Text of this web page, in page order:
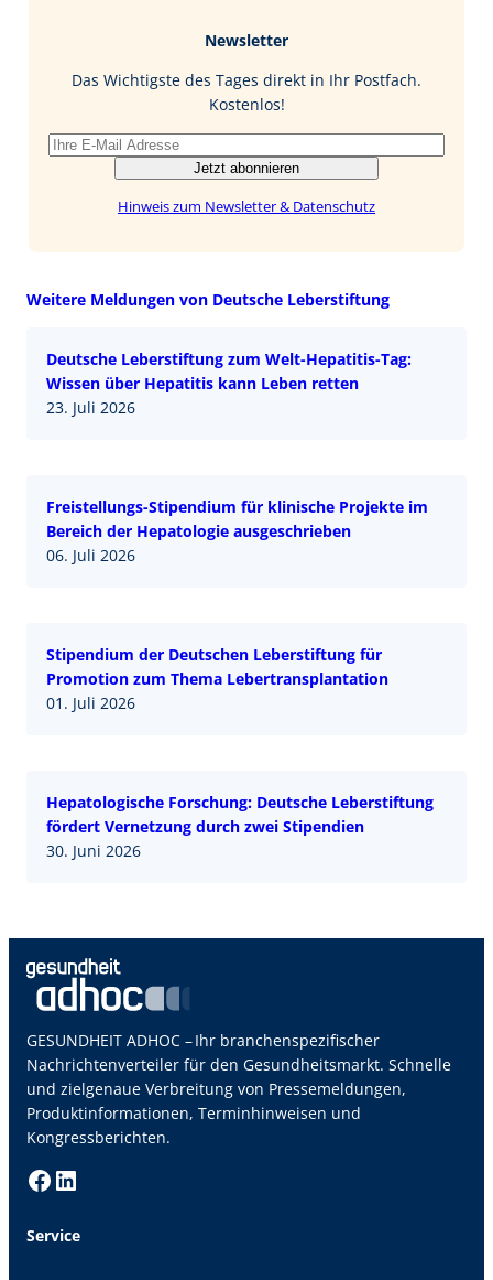
I
Newsletter
Das Wichtigste des Tages direkt in Ihr Postfach.
Kostenlos!
Jetzt abonnieren
Hinweis zum Newsletter & Datenschutz
Weitere Meldungen von Deutsche Leberstiftung
Deutsche Leberstiftung zum Welt-Hepatitis-Tag:
Wissen über Hepatitis kann Leben retten
23. Juli 2026
Freistellungs-Stipendium für klinische Projekte im
Bereich der Hepatologie ausgeschrieben
06. Juli 2026
Stipendium der Deutschen Leberstiftung für
Promotion zum Thema Lebertransplantation
01. Juli 2026
Hepatologische Forschung: Deutsche Leberstiftung
fördert Vernetzung durch zwei Stipendien
30. Juni 2026
GESUNDHEIT ADHOC – Ihr branchenspezifischer
Nachrichtenverteiler für den Gesundheitsmarkt. Schnelle
und zielgenaue Verbreitung von Pressemeldungen,
Produktinformationen, Terminhinweisen und
Kongressberichten.
Facebook LinkedIn
Service